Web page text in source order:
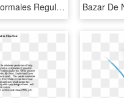
Nuestras Camisas Formales Regular-fit Están Pensadas - Cowboy Hat, HD Png Download